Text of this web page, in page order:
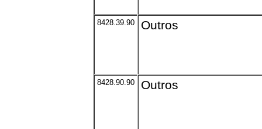
8428.39.90 Outros
8428.90.90 Outros